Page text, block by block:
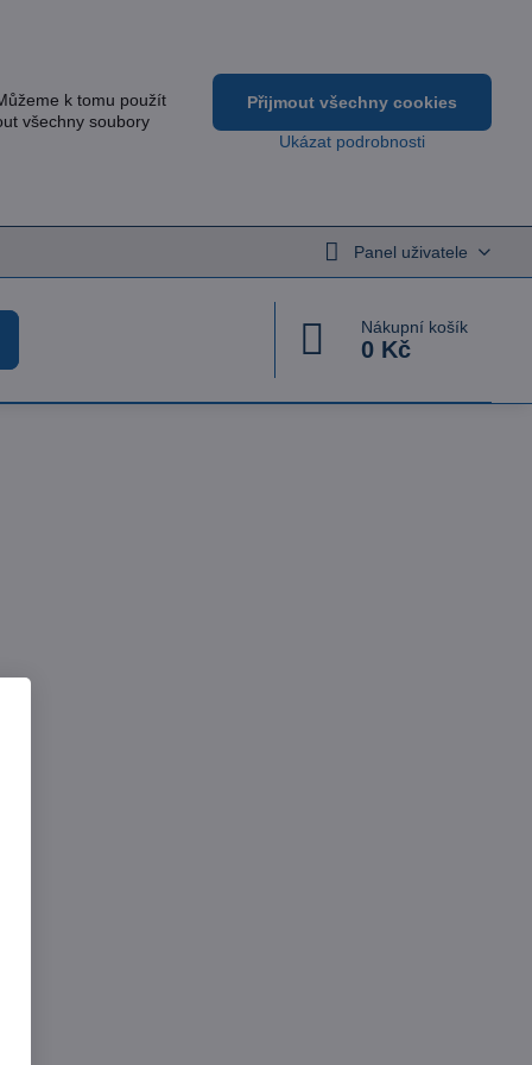
Panel uživatele
Nákupní košík
0 Kč
k tomu použít
všechny soubory
Ukázat podrobnosti
Přijmout všechny cookies